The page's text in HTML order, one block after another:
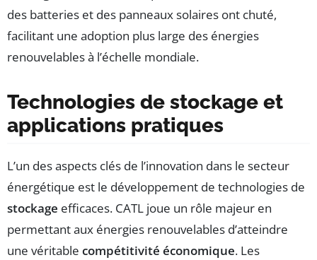
des batteries et des panneaux solaires ont chuté,
facilitant une adoption plus large des énergies
renouvelables à l’échelle mondiale.
Technologies de stockage et
applications pratiques
L’un des aspects clés de l’innovation dans le secteur
énergétique est le développement de technologies de
stockage efficaces. CATL joue un rôle majeur en
permettant aux énergies renouvelables d’atteindre
une véritable compétitivité économique. Les